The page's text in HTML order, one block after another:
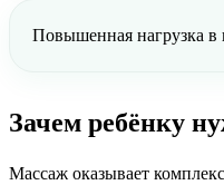
Повышенная нагрузка в
Зачем ребёнку
Массаж оказывает